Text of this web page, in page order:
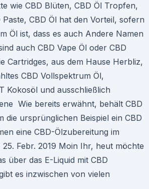
wie CBD Blüten, CBD Öl Tropfen,
Paste, CBD Öl hat den Vorteil, sofern
Öl ist, dass es auch Andere Namen
auch CBD Vape Öl oder CBD
Cartridges, aus dem Hause Herbliz,
CBD Vollspektrum Öl,
Kokosöl und ausschließlich
Wie bereits erwähnt, behält CBD
die ursprünglichen Beispiel ein CBD
eine CBD-Ölzubereitung im
Febr. 2019 Moin Ihr, heut möchte
über das E-Liquid mit CBD
es inzwischen von vielen